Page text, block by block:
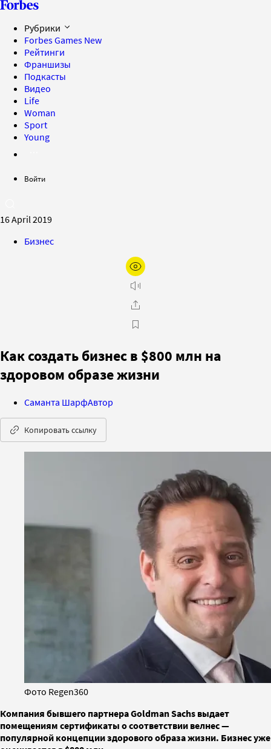
Рубрики
Forbes Games New
Рейтинги
Франшизы
Подкасты
Видео
Life
Woman
Sport
Young
Войти
16 April 2019
Бизнес
Как создать бизнес в $800 млн на
здоровом образе жизни
Саманта ШарфАвтор
Копировать ссылку
Фото Regen360
Компания бывшего партнера Goldman Sachs выдает
помещениям сертификаты о соответствии велнес —
популярной концепции здорового образа жизни. Бизнес уже